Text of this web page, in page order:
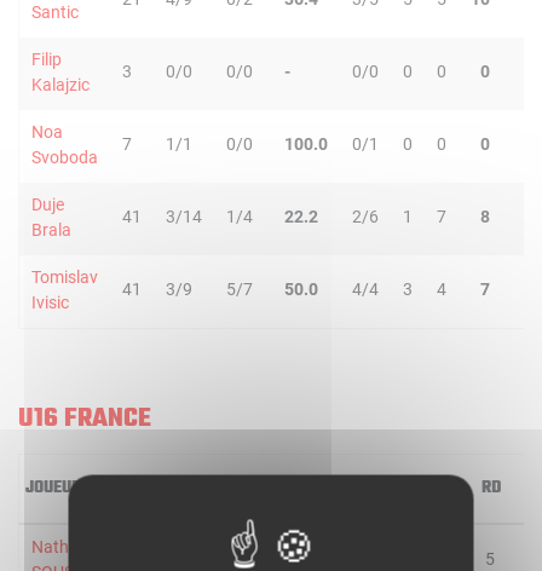
Santic
Filip
Kalajzic
3 0/0 0/0 - 0/0 0 0 0
Noa
Svoboda
7 1/1 0/0 100.0 0/1 0 0 0
Duje
Brala
41 3/14 1/4 22.2 2/6 1 7 8
Tomislav
Ivisic
41 3/9 5/7 50.0 4/4 3 4 7
U16 FRANCE
JOUEUR RD
Nathan DE
3/5 3/7 5